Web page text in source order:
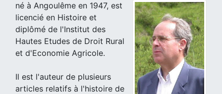
né à Angoulême en 1947, est
licencié en Histoire et
diplômé de l'Institut des
Hautes Etudes de Droit Rural
et d'Economie Agricole.
Il est l'auteur de plusieurs
articles relatifs à l'histoire de